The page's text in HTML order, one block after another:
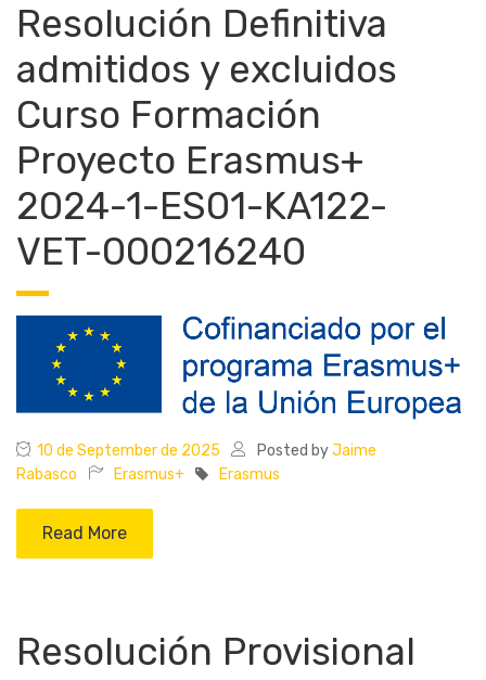
Resolución Definitiva
admitidos y excluidos
Curso Formación
Proyecto Erasmus+
2024-1-ES01-KA122-
VET-000216240
10 de September de 2025 Posted byJaime
Rabasco
Erasmus+ Erasmus
Read More
Resolución Provisional